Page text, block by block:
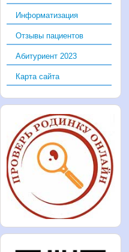
Информатизация
Отзывы пациентов
Абитуриент 2023
Карта сайта